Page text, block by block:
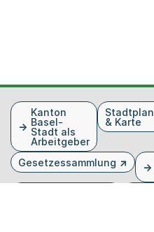
FusszeileKanton
Basel-
Stadt als
Arbeitgeber
Stadtplan
& Karte
Gesetzessammlung